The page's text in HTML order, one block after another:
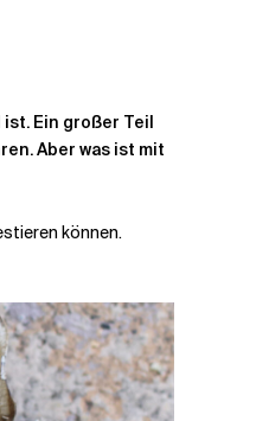
Ein großer Teil
Aber was ist mit
können.